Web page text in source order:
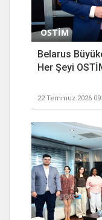
OSTİM
Belarus
Her Şeyi
22 Temmuz 2026